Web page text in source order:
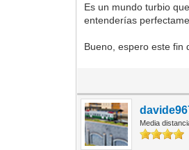
Es un mundo turbio
entenderías
Bueno, espero este fin
Media